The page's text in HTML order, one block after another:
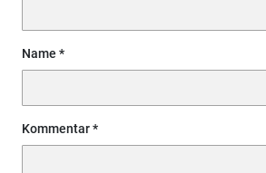
Name
Kommentar